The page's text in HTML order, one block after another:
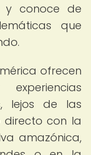
y conoce de
que
ofrecen
lejos de las
con la
amazónica,